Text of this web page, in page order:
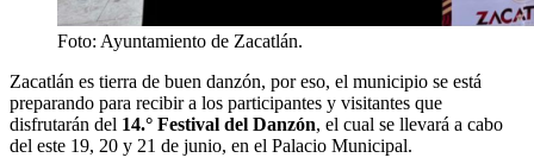
Foto: Ayuntamiento de Zacatlán.
Zacatlán es tierra de buen danzón, por eso, el municipio se está
preparando para recibir a los participantes y visitantes que
disfrutarán del 14.° Festival del Danzón, el cual se llevará a cabo
del este 19, 20 y 21 de junio, en el Palacio Municipal.